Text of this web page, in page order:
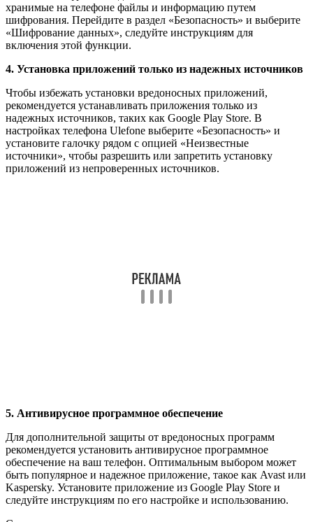
хранимые на телефоне файлы и информацию путем
шифрования. Перейдите в раздел «Безопасность» и выберите
«Шифрование данных», следуйте инструкциям для
включения этой функции.
4. Установка приложений только из надежных источников
Чтобы избежать установки вредоносных приложений,
рекомендуется устанавливать приложения только из
надежных источников, таких как Google Play Store. В
настройках телефона Ulefone выберите «Безопасность» и
установите галочку рядом с опцией «Неизвестные
источники», чтобы разрешить или запретить установку
приложений из непроверенных источников.
5. Антивирусное программное обеспечение
Для дополнительной защиты от вредоносных программ
рекомендуется установить антивирусное программное
обеспечение на ваш телефон. Оптимальным выбором может
быть популярное и надежное приложение, такое как Avast или
Kaspersky. Установите приложение из Google Play Store и
следуйте инструкциям по его настройке и использованию.